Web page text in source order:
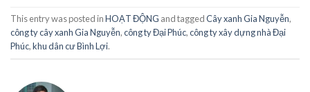
This entry was posted inHOẠT ĐỘNG and taggedCây xanh Gia Nguyễn,
công ty cây xanh Gia Nguyễn,công ty Đại Phúc,công ty xây dựng nhà Đại
Phúc,khu dân cư Bình Lợi.